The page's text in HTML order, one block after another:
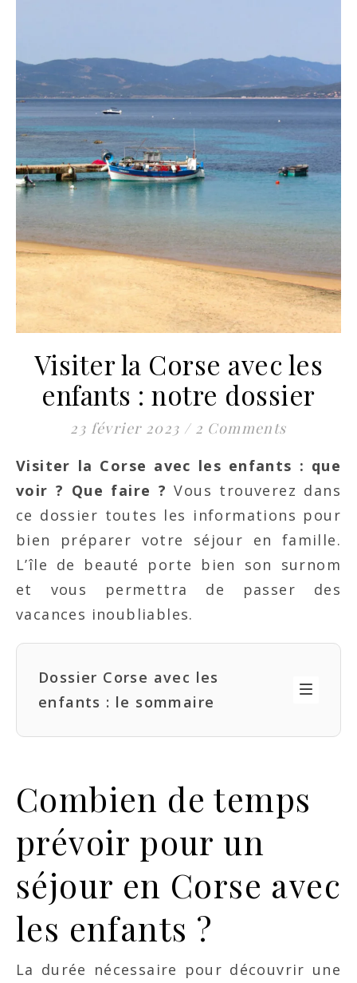
Visiter la Corse avec les
enfants : notre dossier
23 février 2023 / 2 Comments
Visiter la Corse avec les enfants : que
voir ? Que faire ? Vous trouverez dans
ce dossier toutes les informations pour
bien préparer votre séjour en famille.
L’île de beauté porte bien son surnom
et vous permettra de passer des
vacances inoubliables.
Dossier Corse avec les
enfants : le sommaire
Combien de temps
prévoir pour un
séjour en Corse avec
les enfants ?
La durée nécessaire pour découvrir une